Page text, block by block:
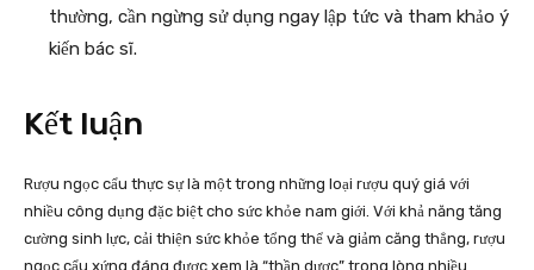
thường, cần ngừng sử dụng ngay lập tức và tham khảo ý
kiến bác sĩ.
Kết luận
Rượu ngọc cẩu thực sự là một trong những loại rượu quý giá với
nhiều công dụng đặc biệt cho sức khỏe nam giới. Với khả năng tăng
cường sinh lực, cải thiện sức khỏe tổng thể và giảm căng thẳng, rượu
ngọc cẩu xứng đáng được xem là “thần dược” trong lòng nhiều